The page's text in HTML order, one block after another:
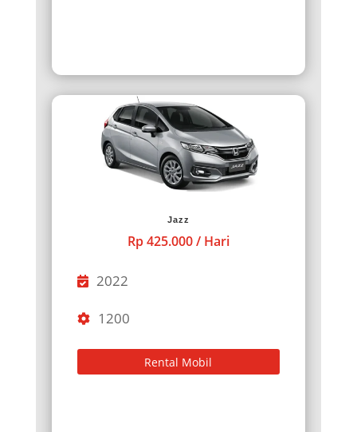
Jazz
Rp 425.000 / Hari
2022
1200
Rental Mobil